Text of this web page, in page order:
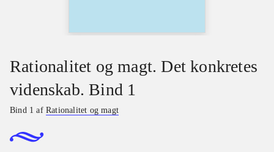
Rationalitet og magt. Det konkretes
videnskab. Bind 1
Bind 1 afRationalitet og magt